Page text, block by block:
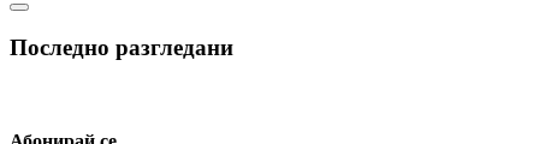
Последно разгледани